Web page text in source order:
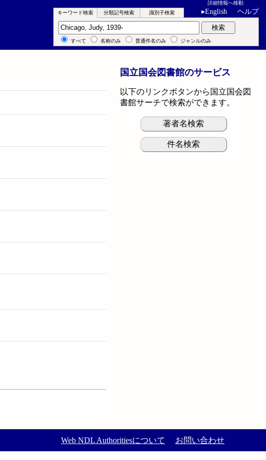
詳細情報へ移動
▸English ヘルプ
キーワード検索 分類記号検索 識別子検索
キーワード検索 検索
すべて 名称のみ 普通件名のみ ジャンルのみ
国立国会図書館のサービス
以下のリンクボタンから国立国会図
書館サーチで検索ができます。
著者名検索
件名検索
Web NDL Authoritiesについて お問い合わせ